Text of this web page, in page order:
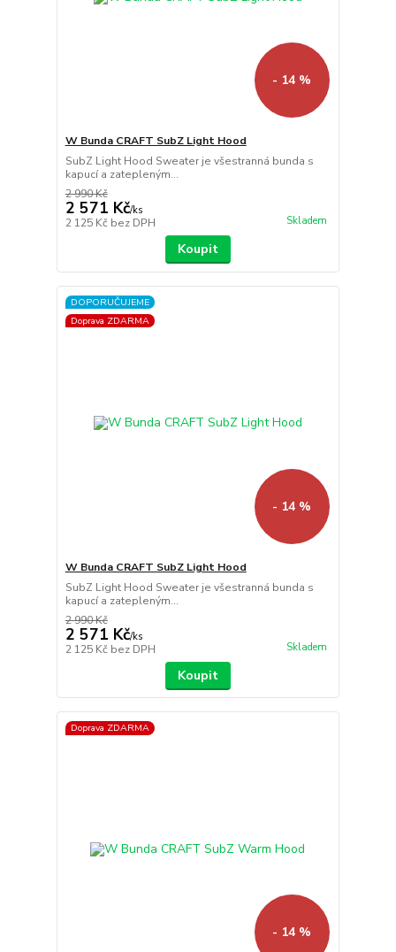
- 14 %
W Bunda CRAFT SubZ Light Hood
SubZ Light Hood Sweater je všestranná bunda s
kapucí a zatepleným...
2 990 Kč
2 571 Kč/ks
2 125 Kč bez DPH Skladem
Koupit
DOPORUČUJEME
Doprava ZDARMA
- 14 %
W Bunda CRAFT SubZ Light Hood
SubZ Light Hood Sweater je všestranná bunda s
kapucí a zatepleným...
2 990 Kč
2 571 Kč/ks
2 125 Kč bez DPH Skladem
Koupit
Doprava ZDARMA
- 14 %